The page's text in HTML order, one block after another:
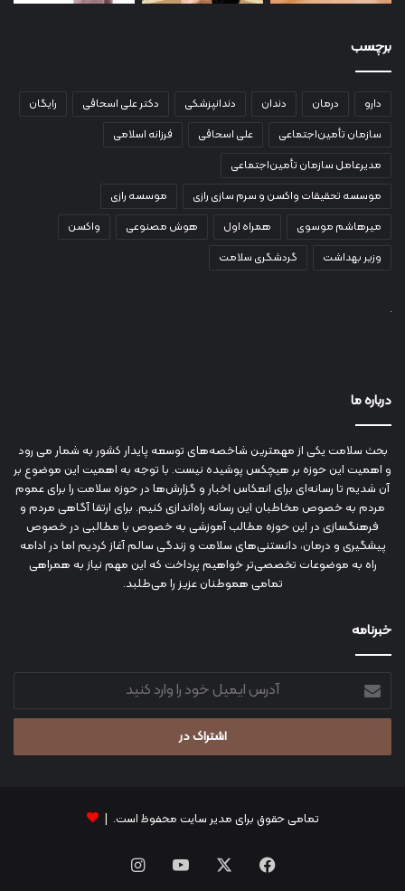
برچسب
دارو درمان دندان دندانپزشکی دکتر علی اسحاقی
رایگان
سازمان تأمین‌اجتماعی
علی اسحاقی
فرزانه اسلامی
مدیرعامل سازمان تأمین‌اجتماعی
موسسه تحقیقات واکسن و سرم سازی رازی
موسسه رازی
میرهاشم موسوی
همراه اول هوش مصنوعی
واکسن
وزیر بهداشت
گردشگری سلامت
درباره ما
بحث سلامت یکی از مهمترین شاخصه‌های توسعه پایدار کشور به شمار می رود
و اهمیت این حوزه بر هیچکس پوشیده نیست. با توجه به اهمیت این موضوع بر
آن شدیم تا رسانه‌ای برای انعکاس اخبار و گزارش‌ها در حوزه سلامت را برای عموم
مردم به خصوص مخاطبان این رسانه راه‌اندازی کنیم. برای ارتقا آگاهی مردم و
فرهنگسازی در این حوزه مطالب آموزشی به خصوص با مطالبی در خصوص
پیشگیری و درمان، دانستنی‌های سلامت و زندگی سالم آغاز کردیم اما در ادامه
راه به موضوعات تخصصی‌تر خواهیم پرداخت که این مهم نیاز به همراهی
تمامی هموطنان عزیز را می‌طلبد.
خبرنامه
آدرس
ایمیل
خود
وارد
تمامی حقوق برای مدیر سایت محفوظ است. |
فیس یوتیوب